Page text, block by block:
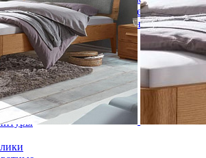
с подъемным механизмом
с подъемным
под матрас